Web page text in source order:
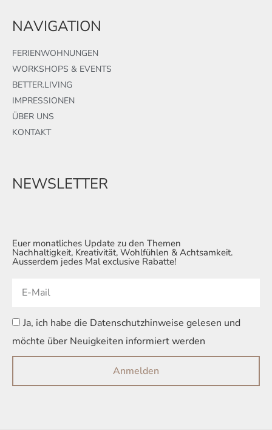
NAVIGATION
FERIENWOHNUNGEN
WORKSHOPS & EVENTS
BETTER.LIVING
IMPRESSIONEN
ÜBER UNS
KONTAKT
NEWSLETTER
Euer monatliches Update zu den Themen
Nachhaltigkeit, Kreativität, Wohlfühlen & Achtsamkeit.
Ausserdem jedes Mal exclusive Rabatte!
Ja, ich habe die Datenschutzhinweise gelesen und
möchte über Neuigkeiten informiert werden
Anmelden